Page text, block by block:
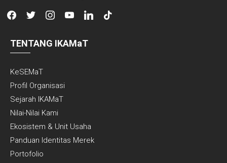
facebook
twitter instagramyoutubelinkedintiktok
TENTANG IKAMaT
KeSEMaT
Profil Organisasi
Sejarah IKAMaT
Nilai-Nilai Kami
Ekosistem & Unit Usaha
Panduan Identitas Merek
Portofolio